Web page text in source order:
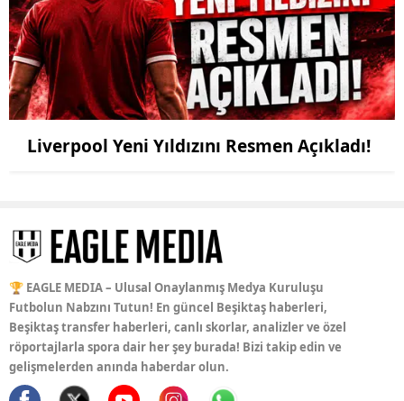
Liverpool Yeni Yıldızını Resmen Açıkladı!
🏆 EAGLE MEDIA – Ulusal Onaylanmış Medya Kuruluşu
Futbolun Nabzını Tutun! En güncel Beşiktaş haberleri,
Beşiktaş transfer haberleri, canlı skorlar, analizler ve özel
röportajlarla spora dair her şey burada! Bizi takip edin ve
gelişmelerden anında haberdar olun.